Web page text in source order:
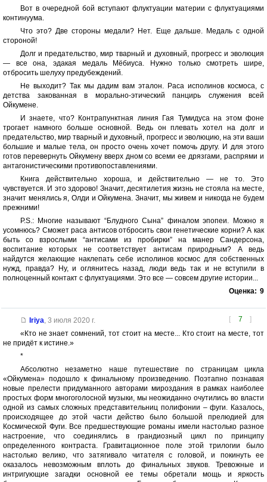
Вот в очередной бой вступают флуктуации материи с флуктуациями
континуума.
Что это? Две стороны медали? Нет. Еще дальше. Медаль с одной
стороной!
Долг и предательство, мир тварный и духовный, прогресс и эволюция
— все она, эдакая медаль Мёбиуса. Нужно только смотреть шире,
отбросить шелуху предубеждений.
Не выходит? Так мы дадим вам эталон. Раса исполинов космоса, с
детства закованная в морально-этический панцирь служения всей
Ойкумене.
И знаете, что? Контрапунктная линия Гая Тумидуса на этом фоне
трогает намного больше основной. Ведь он плевать хотел на долг и
предательство, мир тварный и духовный, прогресс и эволюцию, на эти ваши
большие и малые тела, он просто очень хочет помочь другу. И для этого
готов перевернуть Ойкумену вверх дном со всеми ее дрязгами, распрями и
антагонистическими противопоставлениями.
Книга действительно хороша, и действительно — не то. Это
чувствуется. И это здорово! Значит, десятилетия жизнь не стояла на месте,
значит менялись я, Олди и Ойкумена. Значит, мы живем и никогда не будем
прежними!
P.S.: Многие называют “Блудного Сына” финалом эпопеи. Можно я
усомнюсь? Сможет раса антисов отбросить свои генетические корни? А как
быть со взрослыми “антисами из пробирки” на манер Сандерсона,
воспитание которых не соответствует антисам природным? А ведь
найдутся желающие наклепать себе исполинов космос для собственных
нужд, правда? Ну, и оглянитесь назад, люди ведь так и не вступили в
полноценный контакт с флуктуациями. Это все — совсем другие истории...
Оценка: 9
[ 7 ]
Iriya 3 июля 2020 г.
«Кто не знает сомнений, тот стоит на месте... Кто стоит на месте, тот
не придёт к истине.»
*
Абсолютно незаметно наше путешествие по страницам цикла
«Ойкумена» подошло к финальному произведению. Поэтапно познавая
новые прелести придуманного авторами мироздания в рамках наиболее
простых форм многоголосной музыки, мы неожиданно очутились во власти
одной из самых сложных представительниц полифонии – фуги. Казалось,
происходящее до этой части действо было большой прелюдией для
Космической Фуги. Все предшествующие романы имели настолько разное
настроение, что соединялись в грандиозный цикл по принципу
определенного контраста. Гравитационное поле этой трилогии было
настолько велико, что затягивало читателя с головой, и покинуть ее
оказалось невозможным вплоть до финальных звуков. Тревожные и
интригующие загадки основной ее темы обретали мощь и яркость